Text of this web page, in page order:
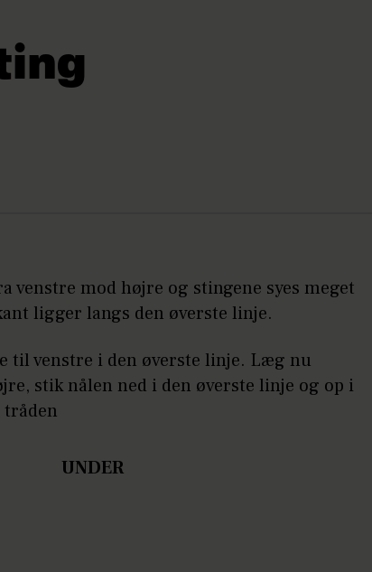
venstre mod højre og stingene syes meget
ligger langs den øverste linje.
til venstre i den øverste linje. Læg nu
stik nålen ned i den øverste linje og op i
tråden
UNDER